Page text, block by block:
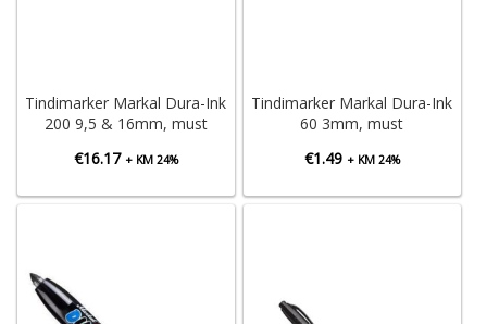
Tindimarker Markal Dura-Ink
200 9,5 & 16mm, must
€16.17 + KM 24%
Tindimarker Markal Dura-Ink
60 3mm, must
€1.49 + KM 24%